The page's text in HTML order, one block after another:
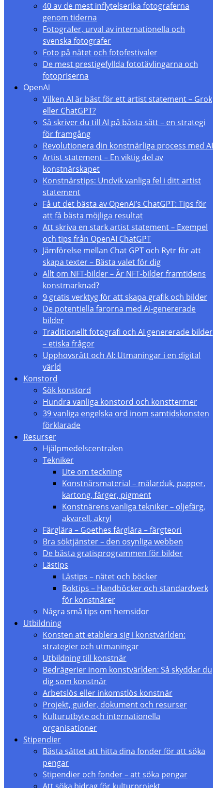
40 av de mest inflytelserika fotograferna
genom tiderna
Fotografer, urval av internationella och
svenska fotografer
Foto på nätet och fotofestivaler
De mest prestigefyllda fototävlingarna och
fotopriserna
OpenAI
Vilken AI är bäst för ett artist statement – Grok
eller ChatGPT?
Så skriver du till AI på bästa sätt – en strategi
för framgång
Revolutionera din konstnärliga process med AI
Artist statement – En viktig del av
konstnärskapet
Konstnärstips: Undvik vanliga fel i ditt artist
statement
Få ut det bästa av OpenAI’s ChatGPT: Tips för
att få bästa möjliga resultat
Att skriva en stark artist statement – Exempel
och tips från OpenAI ChatGPT
Jämförelse mellan Chat GPT och Rytr för att
skapa texter – Bästa valet för dig
Allt om NFT-bilder – Är NFT-bilder framtidens
konstmarknad?
9 gratis verktyg för att skapa grafik och bilder
De potentiella farorna med AI-genererade
bilder
Traditionellt fotografi och AI genererade bilder
– etiska frågor
Upphovsrätt och AI: Utmaningar i en digital
värld
Konstord
Sök konstord
Hundra vanliga konstord och konsttermer
39 vanliga engelska ord inom samtidskonsten
förklarade
Resurser
Hjälpmedelscentralen
Tekniker
Lite om teckning
Konstnärsmaterial – målarduk, papper,
kartong, färger, pigment
Konstnärens vanliga tekniker – oljefärg,
akvarell, akryl
Färglära – Goethes färglära – färgteori
Bra söktjänster – den osynliga webben
De bästa gratisprogrammen för bilder
Lästips
Lästips – nätet och böcker
Boktips – Handböcker och standardverk
för konstnärer
Några små tips om hemsidor
Utbildning
Konsten att etablera sig i konstvärlden:
strategier och utmaningar
Utbildning till konstnär
Bedrägerier inom konstvärlden: Så skyddar du
dig som konstnär
Arbetslös eller inkomstlös konstnär
Projekt, guider, dokument och resurser
Kulturutbyte och internationella
organisationer
Stipendier
Bästa sättet att hitta dina fonder för att söka
pengar
Stipendier och fonder – att söka pengar